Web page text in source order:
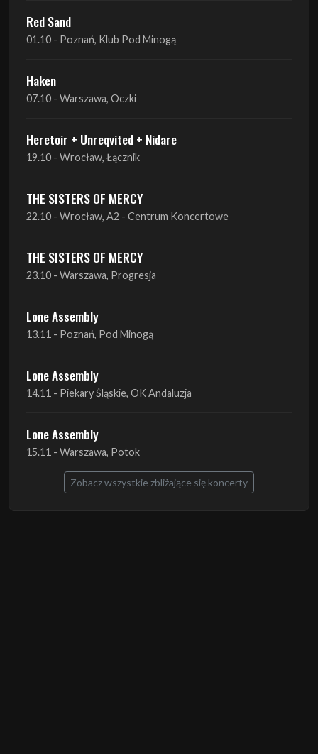
Haken
Heretoir + Unreqvited + Nidare
THE SISTERS OF MERCY
22.10 - Wrocław, A2 - Centrum Koncertowe
THE SISTERS OF MERCY
Lone Assembly
Lone Assembly
14.11 - Piekary Śląskie, OK Andaluzja
Lone Assembly
15.11 - Warszawa, Potok